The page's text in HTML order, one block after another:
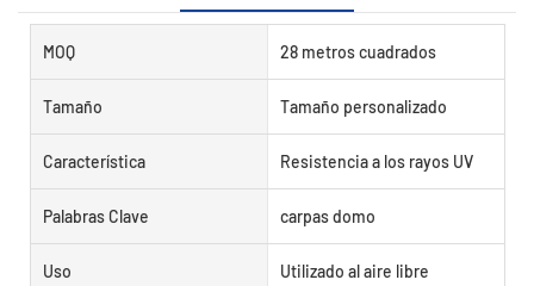
MOQ 28 metros cuadrados
Tamaño Tamaño personalizado
Característica Resistencia a los rayos UV
Palabras Clave carpas domo
Uso Utilizado al aire libre